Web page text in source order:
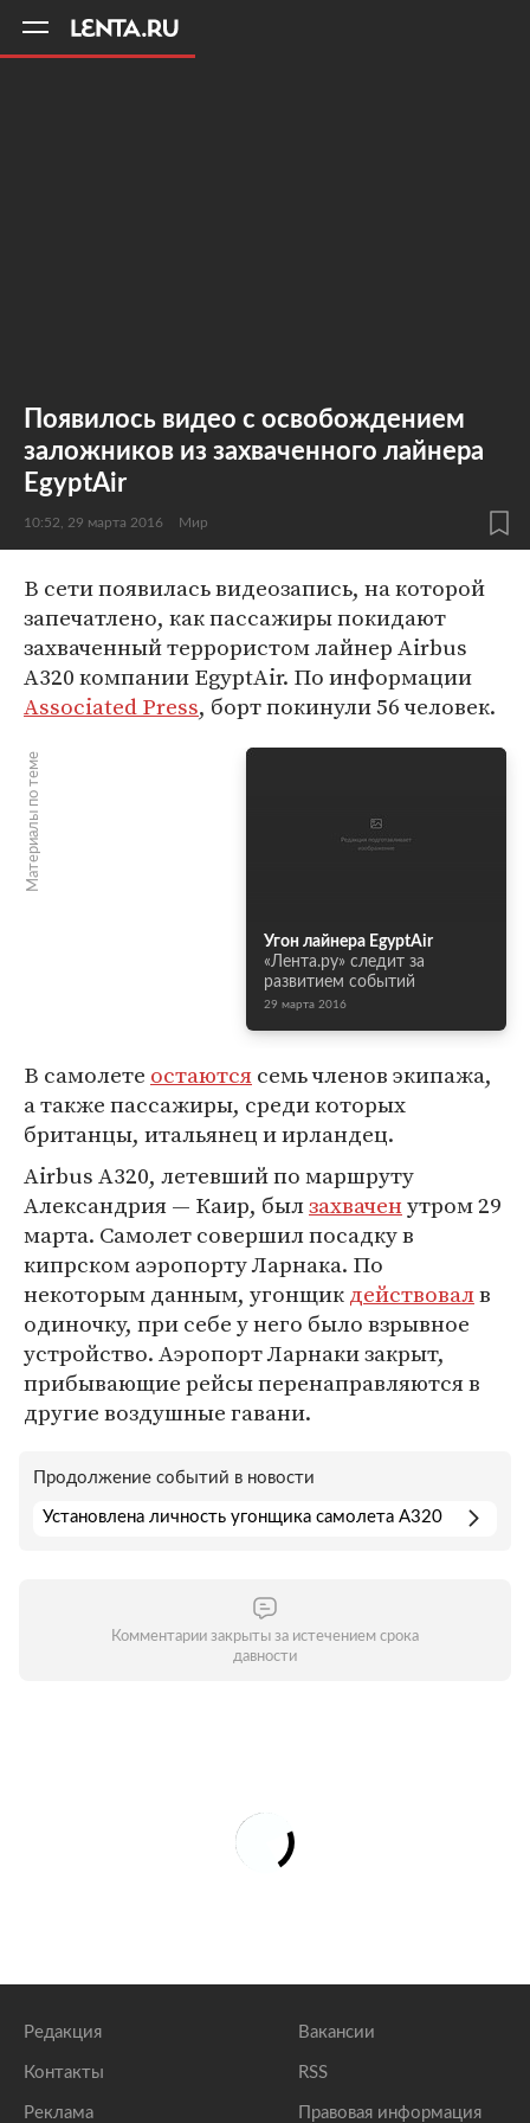
Появилось видео с освобождением
заложников из захваченного лайнера
EgyptAir
10:52, 29 марта 2016 Мир
В сети появилась видеозапись, на которой
запечатлено, как пассажиры покидают
захваченный террористом лайнер Airbus
A320 компании EgyptAir. По информации
Associated Press, борт покинули 56 человек.
Материалы по теме
Угон лайнера EgyptAir
«Лента.ру» следит за
развитием событий
29 марта 2016
В самолете остаютсясемь членов экипажа,
а также пассажиры, среди которых
британцы, итальянец и ирландец.
Airbus A320, летевший по маршруту
Александрия — Каир, былзахваченутром 29
марта. Самолет совершил посадку в
кипрском аэропорту Ларнака. По
некоторым данным, угонщикдействовалв
одиночку, при себе у него было взрывное
устройство. Аэропорт Ларнаки закрыт,
прибывающие рейсы перенаправляются в
другие воздушные гавани.
Продолжение событий в новости
Установлена личность угонщика самолета A320
Комментарии закрыты за истечением срока
давности
Редакция
Контакты
Реклама
Вакансии
RSS
Правовая информация